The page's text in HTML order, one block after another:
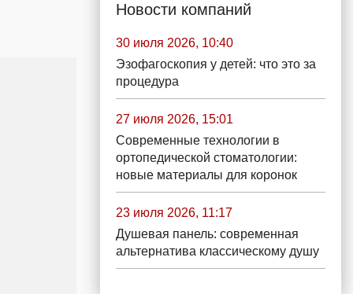
Новости компаний
30 июля 2026, 10:40
Эзофагоскопия у детей: что это за
процедура
27 июля 2026, 15:01
Современные технологии в
ортопедической стоматологии:
новые материалы для коронок
23 июля 2026, 11:17
Душевая панель: современная
альтернатива классическому душу